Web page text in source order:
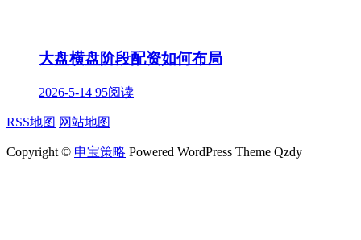
大盘横盘阶段配资如何布局
2026-5-14 95阅读
RSS地图 网站地图
Copyright © 申宝策略 Powered WordPress Theme Qzdy